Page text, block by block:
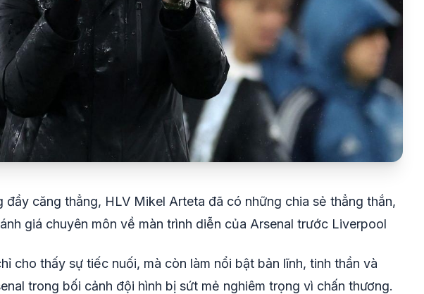
đầy căng thẳng, HLV Mikel Arteta đã có những chia sẻ thẳng thắn,
giá chuyên môn về màn trình diễn của Arsenal trước Liverpool
cho thấy sự tiếc nuối, mà còn làm nổi bật bản lĩnh, tinh thần và
trong bối cảnh đội hình bị sứt mẻ nghiêm trọng vì chấn thương.